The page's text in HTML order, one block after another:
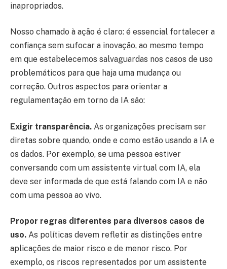
inapropriados.
Nosso chamado à ação é claro: é essencial fortalecer a
confiança sem sufocar a inovação, ao mesmo tempo
em que estabelecemos salvaguardas nos casos de uso
problemáticos para que haja uma mudança ou
correção. Outros aspectos para orientar a
regulamentação em torno da IA são:
Exigir transparência. As organizações precisam ser
diretas sobre quando, onde e como estão usando a IA e
os dados. Por exemplo, se uma pessoa estiver
conversando com um assistente virtual com IA, ela
deve ser informada de que está falando com IA e não
com uma pessoa ao vivo.
Propor regras diferentes para diversos casos de
uso. As políticas devem refletir as distinções entre
aplicações de maior risco e de menor risco. Por
exemplo, os riscos representados por um assistente